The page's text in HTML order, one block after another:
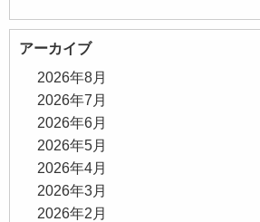
アーカイブ
2026年8月
2026年7月
2026年6月
2026年5月
2026年4月
2026年3月
2026年2月